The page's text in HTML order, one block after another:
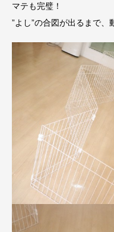
マテも完璧！
”よし”の合図が出るまで、